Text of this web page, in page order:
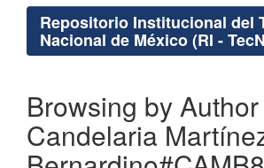
Repositorio Institucional del
Nacional de México (RI -
Browsing by Author
Candelaria